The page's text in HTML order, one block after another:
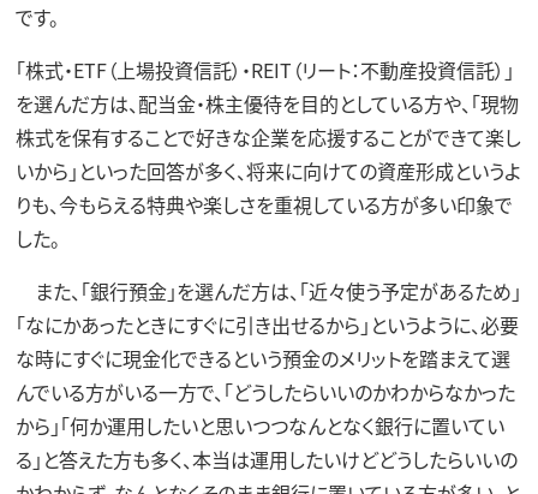
です。
「株式・ETF（上場投資信託）・REIT（リート：不動産投資信託）」
を選んだ方は、配当金・株主優待を目的としている方や、「現物
株式を保有することで好きな企業を応援することができて楽し
いから」といった回答が多く、将来に向けての資産形成というよ
りも、今もらえる特典や楽しさを重視している方が多い印象で
した。
また、「銀行預金」を選んだ方は、「近々使う予定があるため」
「なにかあったときにすぐに引き出せるから」というように、必要
な時にすぐに現金化できるという預金のメリットを踏まえて選
んでいる方がいる一方で、「どうしたらいいのかわからなかった
から」「何か運用したいと思いつつなんとなく銀行に置いてい
る」と答えた方も多く、本当は運用したいけどどうしたらいいの